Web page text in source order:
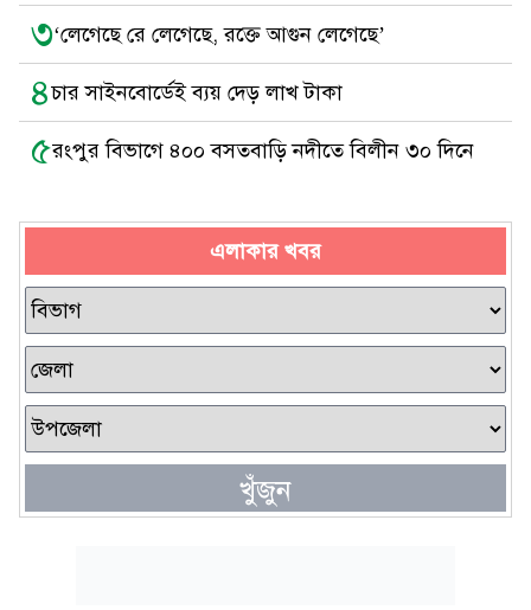
৩ ‘লেগেছে রে লেগেছে, রক্তে আগুন লেগেছে’
৪চার সাইনবোর্ডেই ব্যয় দেড় লাখ টাকা
৫রংপুর বিভাগে ৪০০ বসতবাড়ি নদীতে বিলীন ৩০ দিনে
এলাকার খবর
খুঁজুন